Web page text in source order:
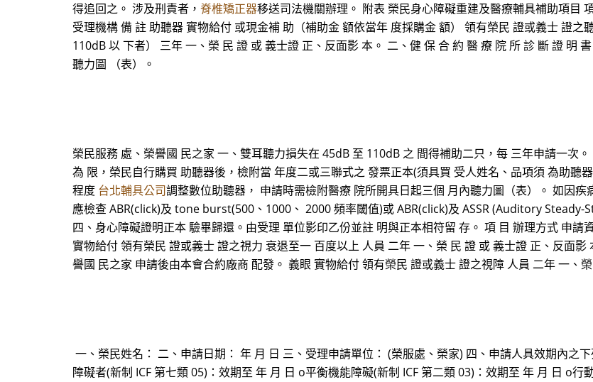
得追回之。 涉及刑責者， 脊椎矯正器移送司法機關辦理。 附表 榮民身心障礙重建及醫療輔具補助項目
受理機構 備 註 助聽器 實物給付 或現金補 助（補助金 額依當年 度採購金 額） 領有榮民 證或義士 證之
110dB 以 下者） 三年 一、榮 民 證 或 義士證 正、反面影 本。 二、健 保 合 約 醫 療 院 所 診 斷 證 明
聽力圖 （表）。
榮民服務 處、榮譽國 民之家 一、雙耳聽力損失在 45dB 至 110dB 之 間得補助二只，每 三年申請一次
為 限，榮民自行購買 助聽器後，檢附當 年度二或三聯式之 發票正本(須具買 受人姓名、品項須 為助聽
程度 台北輔具公司調整數位助聽器， 申請時需檢附醫療 院所開具日起三個 月內聽力圖（表）。 如因
應檢查 ABR(click)及 tone burst(500、1000、 2000 頻率閾值)或 ABR(click)及 ASSR (Auditory Steady-
四、身心障礙證明正本 驗畢歸還。由受理 單位影印乙份並註 明與正本相符留 存。 項 目 辦理方式 申
實物給付 領有榮民 證或義士 證之視力 衰退至一 百度以上 人員 二年 一、榮 民 證 或 義士證 正、反面
譽國 民之家 申請後由本會合約廠商 配發。 義眼 實物給付 領有榮民 證或義士 證之視障 人員 二年 一、
一、榮民姓名： 二、申請日期： 年 月 日 三、受理申請單位： (榮服處、榮家) 四、申請人具效期內之
障礙者(新制 ICF 第七類 05)：效期至 年 月 日 o平衡機能障礙(新制 ICF 第二類 03)：效期至 年 月 日 o